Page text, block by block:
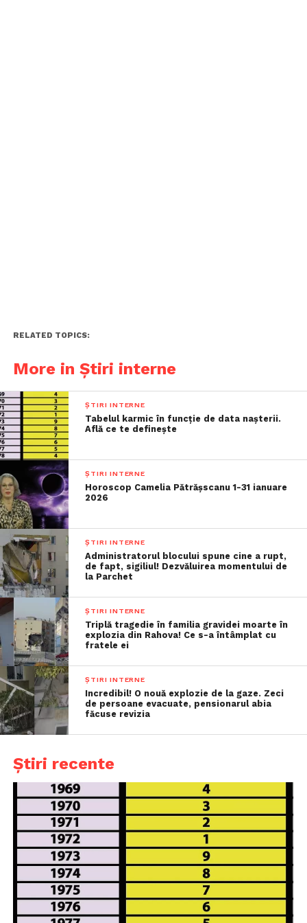
RELATED TOPICS:
More in Știri interne
ȘTIRI INTERNE
Tabelul karmic în funcție de data nașterii.
Află ce te definește
ȘTIRI INTERNE
Horoscop Camelia Pătrășscanu 1-31 ianuare
2026
ȘTIRI INTERNE
Administratorul blocului spune cine a rupt,
de fapt, sigiliul! Dezvăluirea momentului de
la Parchet
ȘTIRI INTERNE
Triplă tragedie în familia gravidei moarte în
explozia din Rahova! Ce s-a întâmplat cu
fratele ei
ȘTIRI INTERNE
Incredibil! O nouă explozie de la gaze. Zeci
de persoane evacuate, pensionarul abia
făcuse revizia
Știri recente